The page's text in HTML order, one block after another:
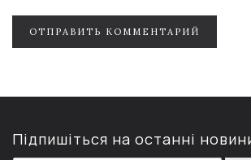
ОТПРАВИТЬ КОММЕНТАРИЙ
Підпишіться на останні